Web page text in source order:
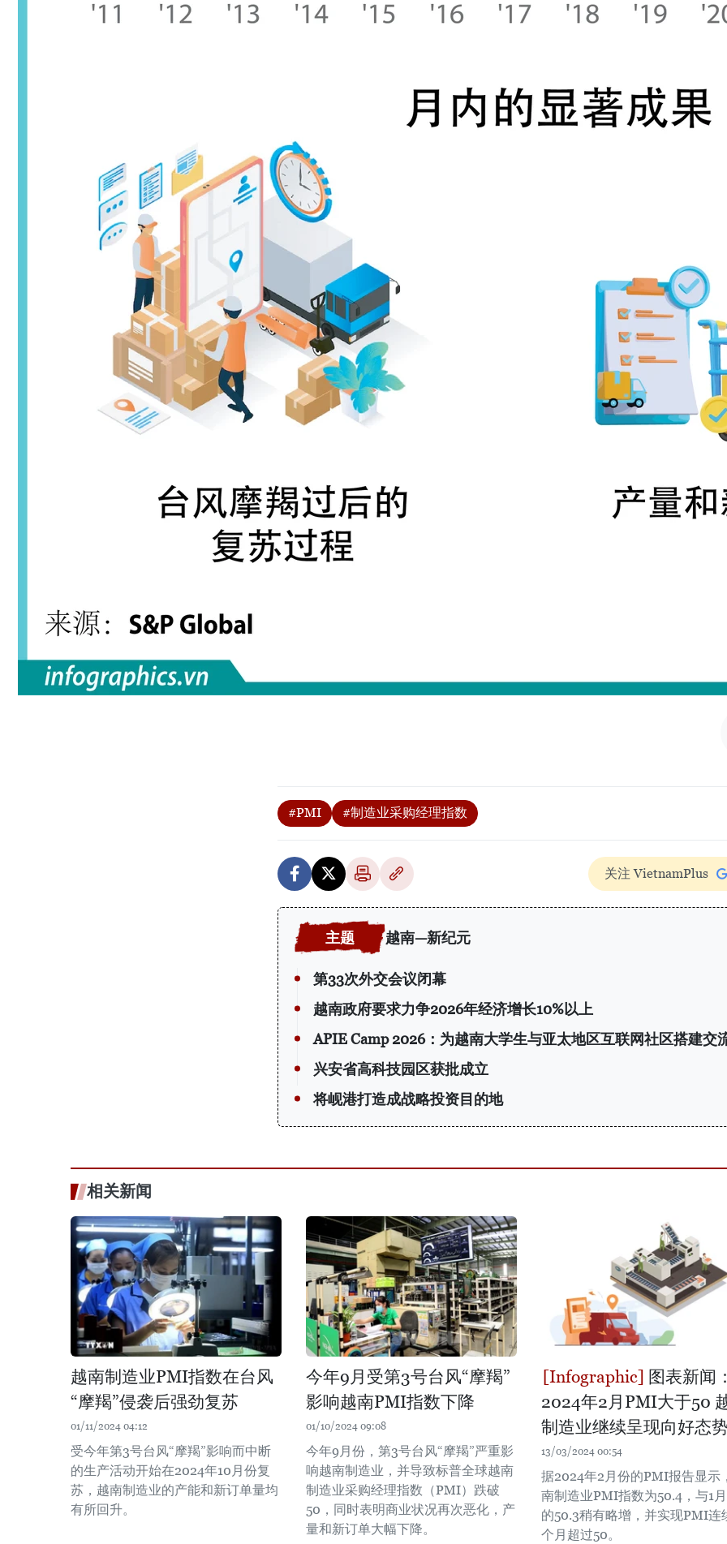
#PMI #制造业采购经理指数
关注 VietnamPlus
越南—新纪元
第33次外交会议闭幕
越南政府要求力争2026年经济增长10%以上
APIE Camp 2026：为越南大学生与亚太地区互联网社区搭建交
兴安省高科技园区获批成立
将岘港打造成战略投资目的地
相关新闻
越南制造业PMI指数在台风
“摩羯”侵袭后强劲复苏
01/11/2024 04:12
受今年第3号台风“摩羯”影响而中断
的生产活动开始在2024年10月份复
苏，越南制造业的产能和新订单量均
有所回升。
今年9月受第3号台风“摩羯”
影响越南PMI指数下降
01/10/2024 09:08
今年9月份，第3号台风“摩羯”严重影
响越南制造业，并导致标普全球越南
制造业采购经理指数（PMI）跌破
50，同时表明商业状况再次恶化，产
量和新订单大幅下降。
图表新闻
2024年2月PMI大于50
制造业继续呈现向好态
13/03/2024 00:54
据2024年2月份的PMI报告显示
南制造业PMI指数为50.4，与1
的50.3稍有略增，并实现PMI连
个月超过50。